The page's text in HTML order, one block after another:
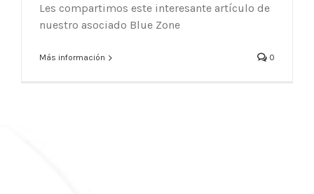
Les compartimos este interesante artículo de
nuestro asociado Blue Zone
Más información 0